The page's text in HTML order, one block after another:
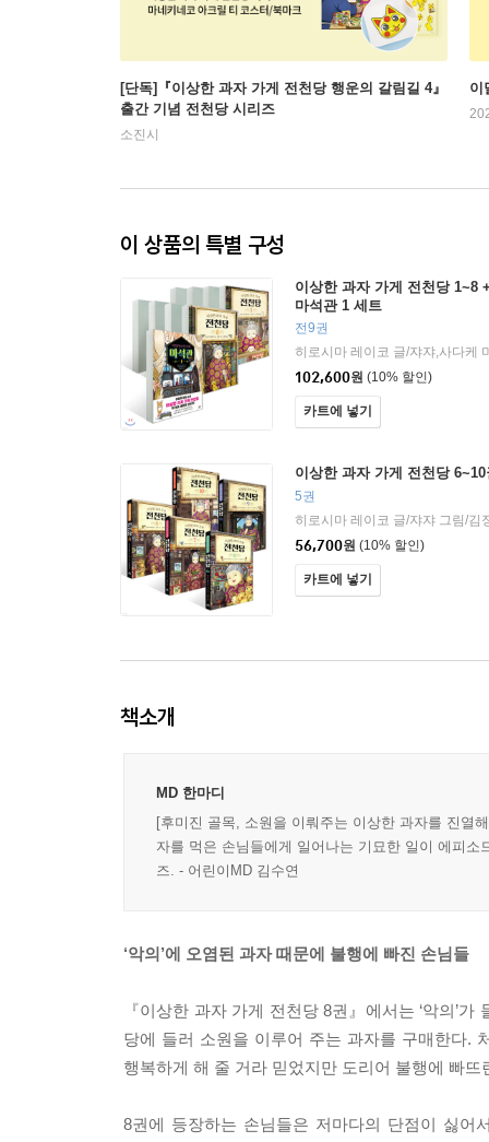
[단독]『이상한 과자 가게 전천당 행운의 갈림길 4』
출간 기념 전천당 시리즈
소진시
이
이 상품의 특별 구성
이상한 과자 가게 전천당 1~8
마석관 1 세트
전9권
102,600원 (10% 할인)
카트에 넣기
이상한 과자 가게 전천당
5권
히로시마 레이코 글/쟈쟈 그림/김
56,700원 (10% 할인)
카트에 넣기
책소개
MD 한마디
[후미진 골목, 소원을 이뤄주는 이상한 과자를 진열
자를 먹은 손님들에게 일어나는 기묘한 일이 에피
즈. - 어린이MD 김수연
‘악의’에 오염된 과자 때문에 불행에 빠진 손님들
『이상한 과자 가게 전천당 8권』에서는 ‘악의’
당에 들러 소원을 이루어 주는 과자를 구매한다.
행복하게 해 줄 거라 믿었지만 도리어 불행에 빠뜨
8권에 등장하는 손님들은 저마다의 단점이 싫